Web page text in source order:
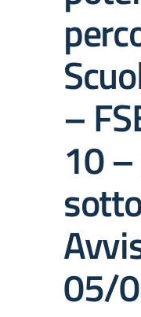
–
10
05/